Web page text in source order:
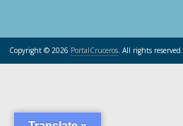
Copyright © 2026 PortalCruceros. All rights reserved.